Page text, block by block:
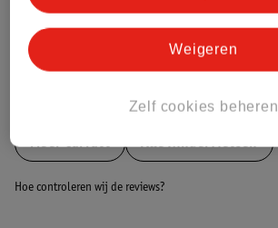
Bestel & Bezorginformatie
MeerCarratt Alle Kinderfietsen
Hoe controleren wij de reviews?
Zelf cookies beheren
Weigeren